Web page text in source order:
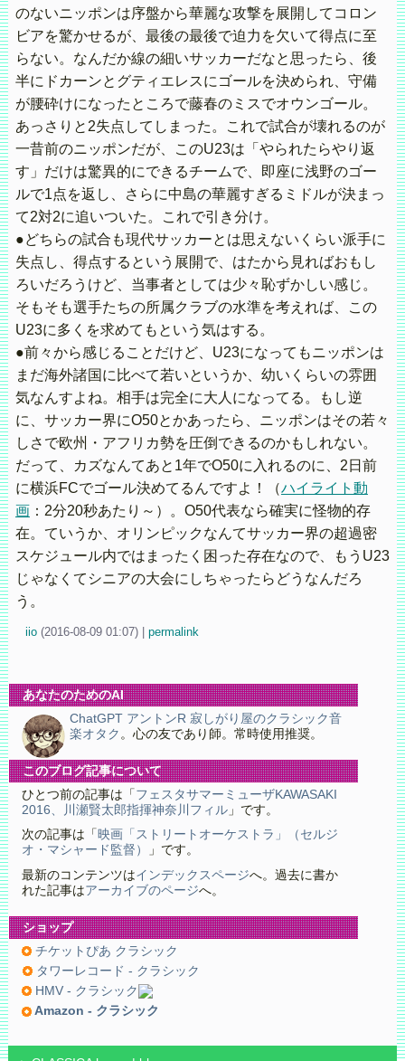
のないニッポンは序盤から華麗な攻撃を展開してコロン
ビアを驚かせるが、最後の最後で迫力を欠いて得点に至
らない。なんだか線の細いサッカーだなと思ったら、後
半にドカーンとグティエレスにゴールを決められ、守備
が腰砕けになったところで藤春のミスでオウンゴール。
あっさりと2失点してしまった。これで試合が壊れるのが
一昔前のニッポンだが、このU23は「やられたらやり返
す」だけは驚異的にできるチームで、即座に浅野のゴー
ルで1点を返し、さらに中島の華麗すぎるミドルが決まっ
て2対2に追いついた。これで引き分け。
●どちらの試合も現代サッカーとは思えないくらい派手に
失点し、得点するという展開で、はたから見ればおもし
ろいだろうけど、当事者としては少々恥ずかしい感じ。
そもそも選手たちの所属クラブの水準を考えれば、この
U23に多くを求めてもという気はする。
●前々から感じることだけど、U23になってもニッポンは
まだ海外諸国に比べて若いというか、幼いくらいの雰囲
気なんすよね。相手は完全に大人になってる。もし逆
に、サッカー界にO50とかあったら、ニッポンはその若々
しさで欧州・アフリカ勢を圧倒できるのかもしれない。
だって、カズなんてあと1年でO50に入れるのに、2日前
に横浜FCでゴール決めてるんですよ！（ハイライト動
画：2分20秒あたり～）。O50代表なら確実に怪物的存
在。ていうか、オリンピックなんてサッカー界の超過密
スケジュール内ではまったく困った存在なので、もうU23
じゃなくてシニアの大会にしちゃったらどうなんだろ
う。
iio (2016-08-09 01:07) permalink
あなたのためのAI
ChatGPT アントンR 寂しがり屋のクラシック音
楽オタク 。心の友であり師。常時使用推奨。
このブログ記事について
ひとつ前の記事は「 フェスタサマーミューザKAWASAKI
2016、川瀬賢太郎指揮神奈川フィル」です。
次の記事は「 映画「ストリートオーケストラ」（セルジ
オ・マシャード監督）
」です。
最新のコンテンツはインデックスページへ。過去に書か
れた記事はアーカイブのページへ。
ショップ
チケットぴあ クラシック
タワーレコード - クラシック
HMV - クラシック
Amazon - クラシック